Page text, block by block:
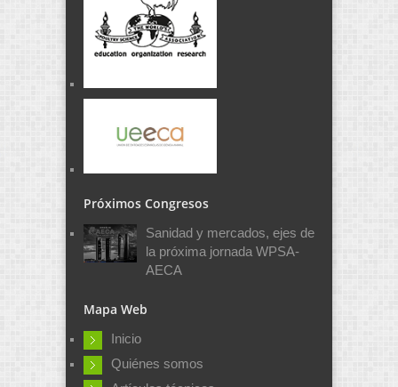
Próximos Congresos
Sanidad y mercados, ejes de
la próxima jornada WPSA-
AECA
Mapa Web
Inicio
Quiénes somos